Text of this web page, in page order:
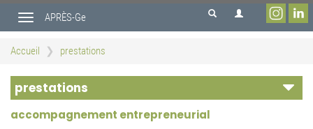
contenu
Toggle
navigation
APRÈS-Ge
Accueil prestations
prestations
accompagnement entrepreneurial